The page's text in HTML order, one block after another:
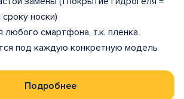
носки)
смартфона, т.к. пленка
под каждую конкретную модель
Подробнее